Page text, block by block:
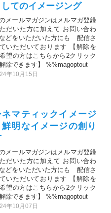
してのイメージング
メールマガジンはメルマガ登録
だいた方に加えて お問い合わ
どをいただいた方にも 配信さ
いただいております 【解除を
望の方はこちらから2クリック
除できます】 %%magoptout
年10月15日
ネマティックイメージ
鮮明なイメージの創り
メールマガジンはメルマガ登録
だいた方に加えて お問い合わ
どをいただいた方にも 配信さ
いただいております 【解除を
望の方はこちらから2クリック
除できます】 %%magoptout
年10月07日